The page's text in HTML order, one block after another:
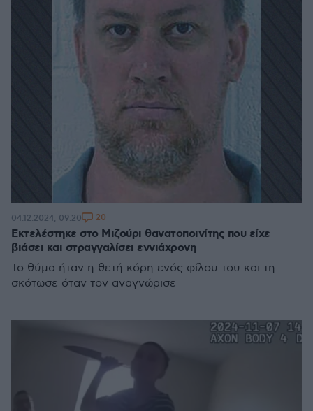
Εκτελέστηκε στο Μιζούρι θανατοποινίτης που είχε
βιάσει και στραγγαλίσει εννιάχρονη
Το θύμα ήταν η θετή κόρη ενός φίλου του και τη
σκότωσε όταν τον αναγνώρισε
04.12.2024, 09:20 20